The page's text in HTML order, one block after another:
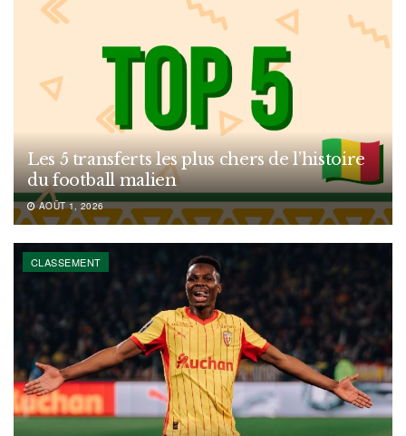
Les 5 transferts les plus chers de l’histoire
du football malien
AOÛT 1, 2026
CLASSEMENT